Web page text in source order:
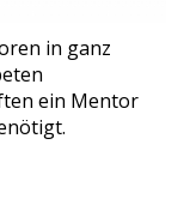
in ganz
ein Mentor